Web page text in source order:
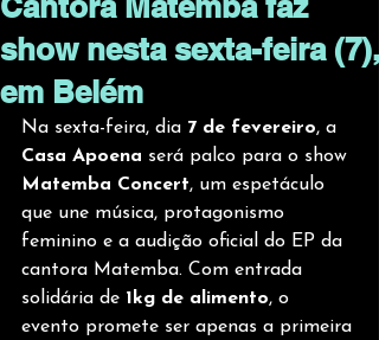
show nesta sexta-feira (7),
em Belém
Na sexta-feira, dia 7 de fevereiro, a
Casa Apoena será palco para o show
Matemba Concert, um espetáculo
que une música, protagonismo
feminino e a audição oficial do EP da
cantora Matemba. Com entrada
solidária de 1kg de alimento, o
evento promete ser apenas a primeira